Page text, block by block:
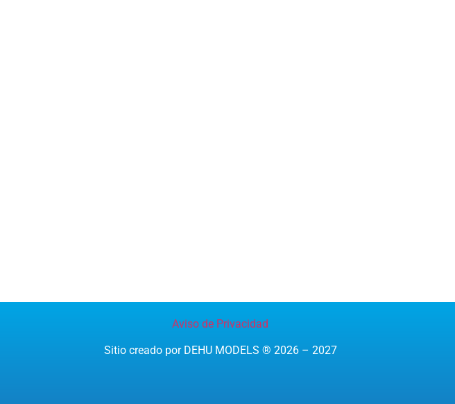
Aviso de Privacidad
Sitio creado por DEHU MODELS ® 2026 – 2027